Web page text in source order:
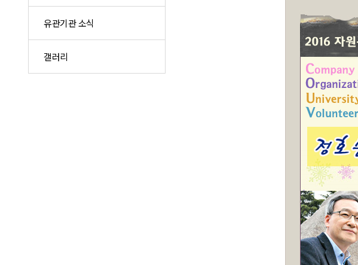
유관기관 소식
갤러리